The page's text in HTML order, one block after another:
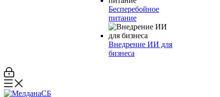
Бесперебойное
питание
Внедрение ИИ для
бизнеса